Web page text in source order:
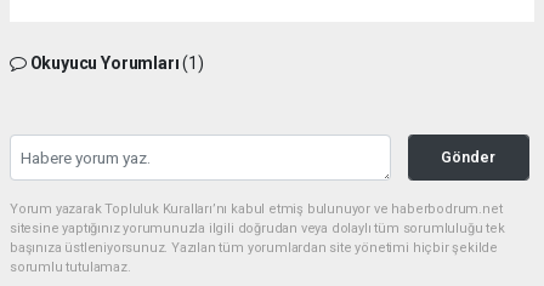
Okuyucu Yorumları(1)
Gönder
Yorum yazarak Topluluk Kuralları’nı kabul etmiş bulunuyor ve haberbodrum.net
sitesine yaptığınız yorumunuzla ilgili doğrudan veya dolaylı tüm sorumluluğu tek
başınıza üstleniyorsunuz. Yazılan tüm yorumlardan site yönetimi hiçbir şekilde
sorumlu tutulamaz.